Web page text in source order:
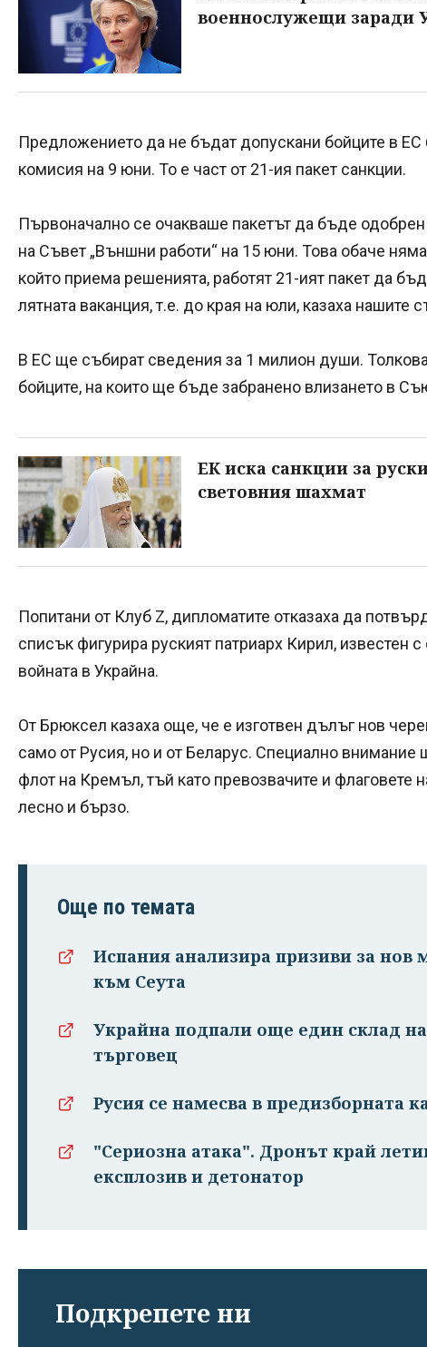
военнослужещи заради
Предложението да не бъдат допускани бойците в ЕС
комисия на 9 юни. То е част от 21-ия пакет санкции.
Първоначално се очакваше пакетът да бъде
на Съвет „Външни работи“ на 15 юни. Това обаче
който приема решенията, работят 21-ият пакет да
лятната ваканция, т.е. до края на юли, казаха нашите
В ЕС ще събират сведения за 1 милион души.
бойците, на които ще бъде забранено влизането в
ЕК иска санкции за
световния шахмат
Попитани от Клуб Z, дипломатите отказаха да
списък фигурира руският патриарх Кирил, известен
войната в Украйна.
От Брюксел казаха още, че е изготвен дълъг нов
само от Русия, но и от Беларус. Специално
флот на Кремъл, тъй като превозвачите и флаговете
лесно и бързо.
Още по темата
Испания анализира призиви за нов
към Сеута
Украйна подпали още един склад
търговец
Русия се намесва в предизборната
"Сериозна атака". Дронът край
експлозив и детонатор
Подкрепете ни